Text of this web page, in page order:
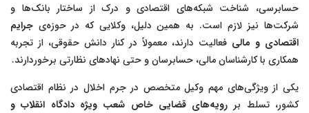
حسابرسی، شناخت شبکه‌های اقتصادی و درک از ساختار بانک‌ها و
شرکت‌ها نیز لازم است. به همین دلیل، وکلایی که در حوزه‌ی جرایم
اقتصادی و مالی فعالیت دارند، معمولاً در کنار دانش حقوقی، از تجربه
همکاری با کارشناسان مالی، حسابرسان و حتی نهادهای نظارتی برخوردارند.
یکی از ویژگی‌های مهم وکیل متخصص در جرم اخلال در نظام اقتصادی
کشور، تسلط بر رویه‌های قضایی خاص شعب ویژه دادگاه انقلاب و